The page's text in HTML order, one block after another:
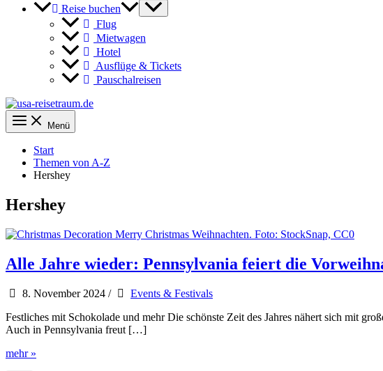
Reise buchen
Flug
Mietwagen
Hotel
Ausflüge & Tickets
Pauschalreisen
Menü
Start
Themen von A-Z
Hershey
Hershey
Alle Jahre wieder: Pennsylvania feiert die
8. November 2024 /
Events & Festivals
Festliches mit Schokolade und mehr Die schönste Zeit des Jahres nähert sich mit
Auch in Pennsylvania freut […]
Alle
mehr »